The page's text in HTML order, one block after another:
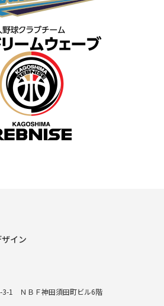
イン
3-1 ＮＢＦ神田須田町ビル6階